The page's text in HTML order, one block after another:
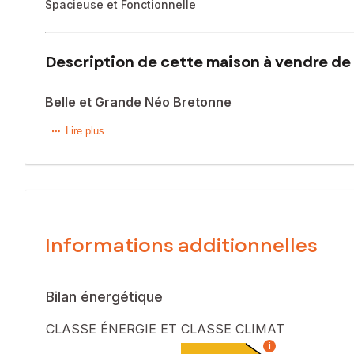
Spacieuse et Fonctionnelle
Description de cette maison à vendre de
Belle et Grande Néo Bretonne
Située sur la commune de St Brieuc de Mauron, à 5
Vous y trouverez une entrée desservant une cuisine
Sous sol intégral avec garage pour deux véhicules, une
Les informations sur les risques auxquels ce bien est
Prix de vente hors honoraires d'agence : 155 000 €
Honoraires charge acquéreur : 7 000 € soit 4,52 % TTC
Contactez votre conseiller SAFTI : Marina ZUCCOLOTTO,
Lire plus
Informations additionnelles
Bilan énergétique
CLASSE ÉNERGIE ET CLASSE CLIMAT
i